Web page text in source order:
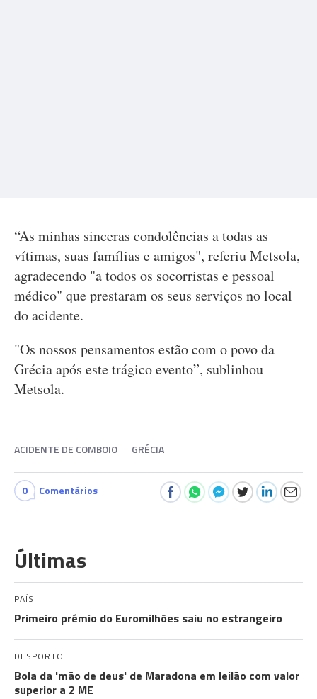
“As minhas sinceras condolências a todas as
vítimas, suas famílias e amigos", referiu Metsola,
agradecendo "a todos os socorristas e pessoal
médico" que prestaram os seus serviços no local
do acidente.
"Os nossos pensamentos estão com o povo da
Grécia após este trágico evento”, sublinhou
Metsola.
ACIDENTE DE COMBOIO GRÉCIA
0 Comentários
Últimas
PAÍS
Primeiro prémio do Euromilhões saiu no estrangeiro
DESPORTO
Bola da 'mão de deus' de Maradona em leilão com valor
superior a 2 ME